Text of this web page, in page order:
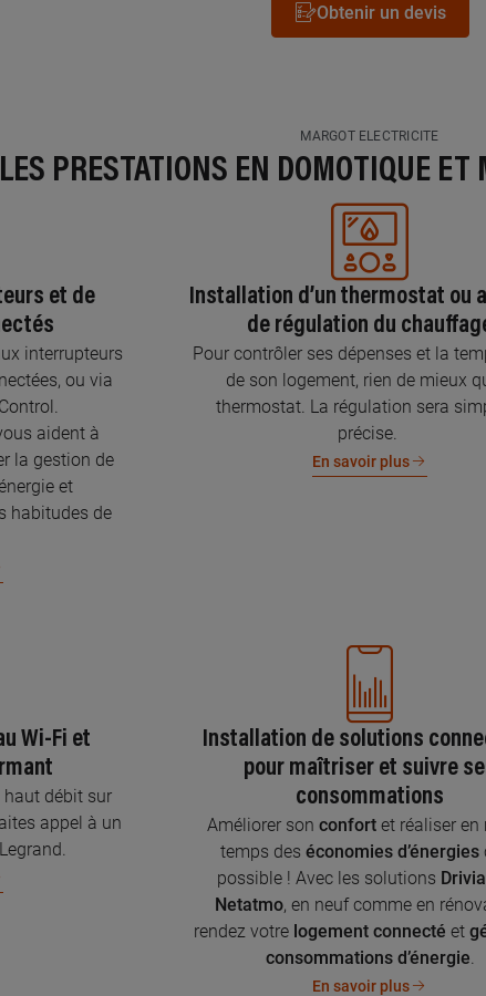
Obtenir un devis
MARGOT ELECTRICITE
LES PRESTATIONS EN DOMOTIQUE ET
et de
interrupteurs
ou via
aident à
la gestion de
et
habitudes de
Installation d’un thermostat ou
de régulation du
Pour contrôler ses dépenses et la
de son logement, rien de mieux
thermostat. La régulation sera
précise.
En savoir plus
Wi-Fi et
haut débit sur
appel à un
Installation de solutions
pour maîtriser et suivre
consommations
Améliorer son confort et réaliser en
temps des économies d’énergies
possible ! Avec les solutions
Netatmo, en neuf comme en
rendez votre logement connecté et
consommations d’énergie.
En savoir plus